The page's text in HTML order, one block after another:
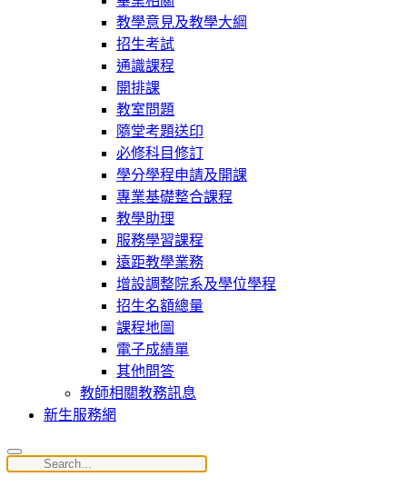
教學意見及教學大綱
招生考試
通識課程
開排課
教室問題
隨堂考題送印
必修科目修訂
學分學程申請及開課
專業基礎整合課程
教學助理
服務學習課程
遠距教學業務
增設調整院系及學位學程
招生名額總量
課程地圖
電子成績單
其他問答
教師相關教務訊息
新生服務網